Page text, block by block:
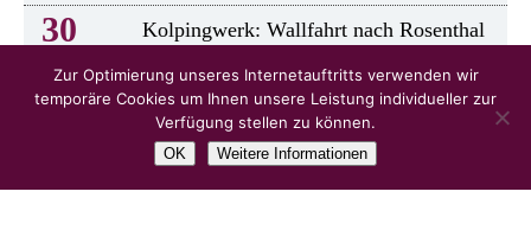
30 Kolpingwerk: Wallfahrt nach Rosenthal
alle Veranstaltungen
Zur Optimierung unseres Internetauftritts verwenden wir
temporäre Cookies um Ihnen unsere Leistung individueller zur
Verfügung stellen zu können.
OK Weitere Informationen